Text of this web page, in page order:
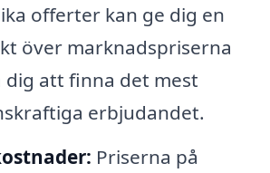
offerter kan ge dig en
över marknadspriserna
dig att finna det mest
erbjudandet.
Priserna på